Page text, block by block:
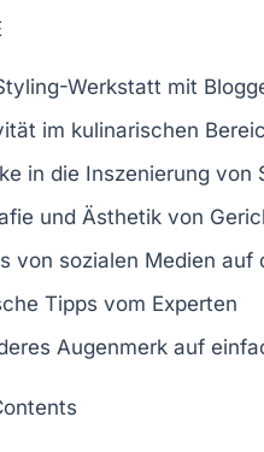
-Werkstatt mit
im kulinarischen
in die Inszenierung von
und Ästhetik von
von sozialen Medien auf
Tipps vom Experten
Augenmerk auf